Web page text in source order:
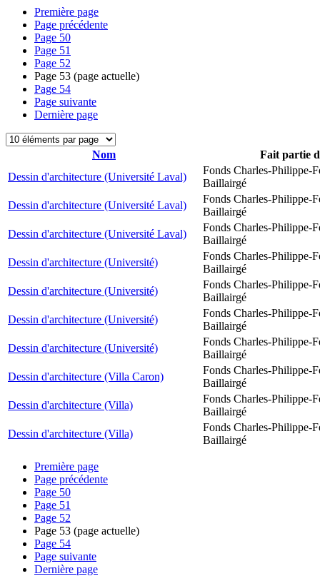
Première page
Page précédente
Page 50
Page 51
Page 52
Page 53 (page actuelle)
Page 54
Page suivante
Dernière page
Nom
Fait partie
Dessin d'architecture (Université Laval)
Fonds Charles-Philippe-
Baillairgé
Dessin d'architecture (Université Laval)
Fonds Charles-Philippe-
Baillairgé
Dessin d'architecture (Université Laval)
Fonds Charles-Philippe-
Baillairgé
Dessin d'architecture (Université)
Fonds Charles-Philippe-
Baillairgé
Dessin d'architecture (Université)
Fonds Charles-Philippe-
Baillairgé
Dessin d'architecture (Université)
Fonds Charles-Philippe-
Baillairgé
Dessin d'architecture (Université)
Fonds Charles-Philippe-
Baillairgé
Dessin d'architecture (Villa Caron)
Fonds Charles-Philippe-
Baillairgé
Dessin d'architecture (Villa)
Fonds Charles-Philippe-
Baillairgé
Dessin d'architecture (Villa)
Fonds Charles-Philippe-
Baillairgé
Première page
Page précédente
Page 50
Page 51
Page 52
Page 53 (page actuelle)
Page 54
Page suivante
Dernière page